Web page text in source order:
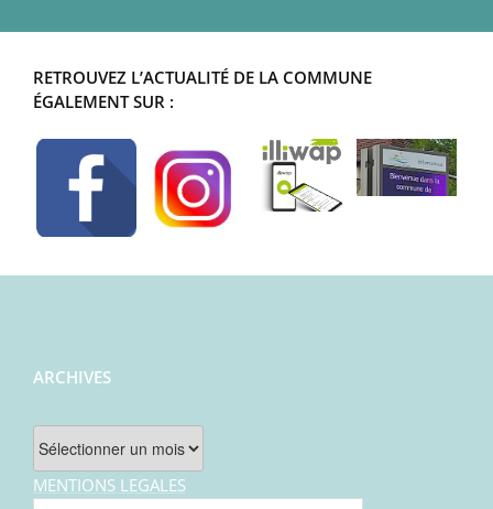
RETROUVEZ L’ACTUALITÉ DE LA COMMUNE
ÉGALEMENT SUR :
ARCHIVES
Archives
MENTIONS LEGALES